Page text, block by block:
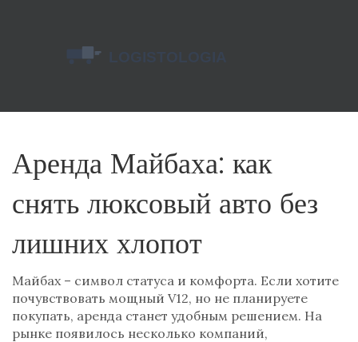
Аренда Майбаха: как
снять люксовый авто без
лишних хлопот
Майбах – символ статуса и комфорта. Если хотите
почувствовать мощный V12, но не планируете
покупать, аренда станет удобным решением. На
рынке появилось несколько компаний,